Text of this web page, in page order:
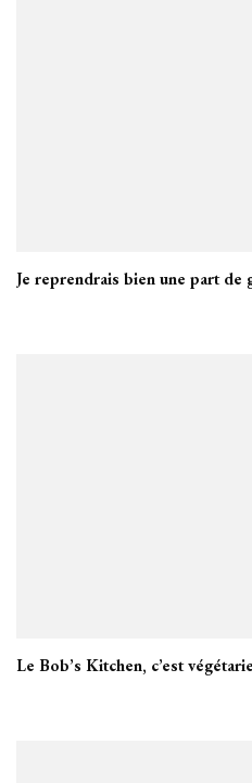
Je reprendrais bien une part de
Le Bob’s Kitchen, c’est